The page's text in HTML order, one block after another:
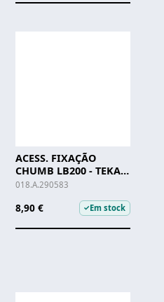
ACESS. FIXAÇÃO
CHUMB LB200 - TEKA -
(enc.min.2)
018.A.290583
8,90 € ✓Em stock